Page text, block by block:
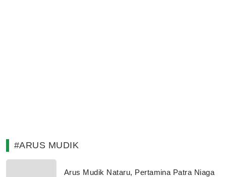
#ARUS MUDIK
Arus Mudik Nataru, Pertamina Patra Niaga